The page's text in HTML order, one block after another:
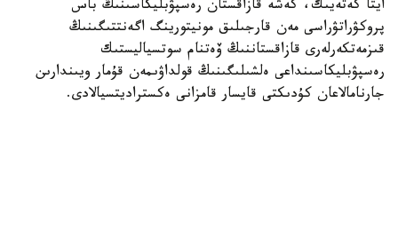
ايتا كەتەيىك، كەشە قازاقستان رەسپۋبليكاسىنىڭ باس
پروكۋراتۋراسى مەن قارجىلىق مونيتورينگ اگەنتتىگىنىڭ
قىزمەتكەرلەرى قازاقستاننىڭ ۆەتنام سوتسياليستىك
رەسپۋبليكاسىنداعى ەلشىلىگىنىڭ قولداۋىمەن قۇمار ويىندارىن
جارنامالاعان كۇدىكتى قايسار قامزانى ەكستراديتسيالادى.